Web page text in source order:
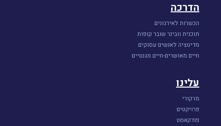
הדרכה
הכשרות לאירגונים
תוכנית וובינר שובר קופות
מדיטציה לאנשים עסוקים
חיים מאושרים-חיים מגנטיים
עלינו
מרקורי
פרויקטים
פודקאסט